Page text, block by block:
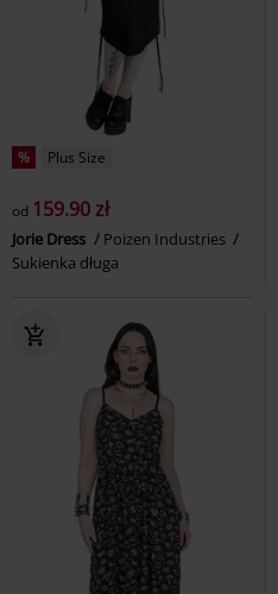
% Plus Size
od 159.90 zł
Jorie Dress
Poizen Industries
Sukienka długa